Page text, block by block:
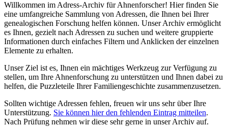
Willkommen im Adress-Archiv für Ahnenforscher! Hier finden Sie
eine umfangreiche Sammlung von Adressen, die Ihnen bei Ihrer
genealogischen Forschung helfen können. Unser Archiv ermöglicht
es Ihnen, gezielt nach Adressen zu suchen und weitere gruppierte
Informationen durch einfaches Filtern und Anklicken der einzelnen
Elemente zu erhalten.
Unser Ziel ist es, Ihnen ein mächtiges Werkzeug zur Verfügung zu
stellen, um Ihre Ahnenforschung zu unterstützen und Ihnen dabei zu
helfen, die Puzzleteile Ihrer Familiengeschichte zusammenzusetzen.
Sollten wichtige Adressen fehlen, freuen wir uns sehr über Ihre
Unterstützung. Sie können hier den fehlenden Eintrag mitteilen.
Nach Prüfung nehmen wir diese sehr gerne in unser Archiv auf.